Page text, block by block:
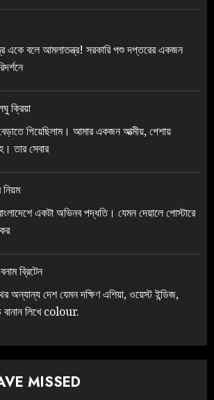
একে বলে আমলাতন্ত্র! সরকারি পশু দপ্তরের একজন
ক্রিয়া
গিয়েছিলাম। আমার একজন আত্মীয়, পেশায়
তার সেবার
একটা অভিনব পদ্ধতি। যেমন দেয়ালে পোস্টারে
ব্রিটেন
অন্যান্য দেশ যেমন দক্ষিণ এশিয়া, ওয়েস্ট ইন্ডিজ,
বানান লিখে colour.
MISSED